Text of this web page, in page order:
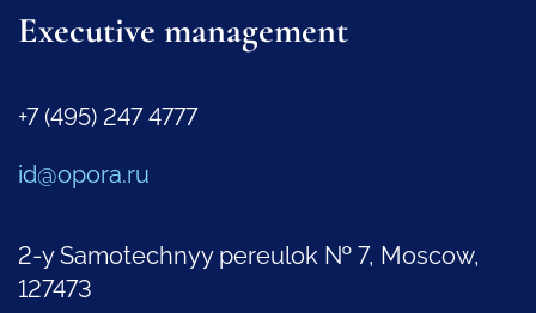
Executive management
+7 (495) 247 4777
id@opora.ru
2-y Samotechnyy pereulok № 7, Moscow,
127473